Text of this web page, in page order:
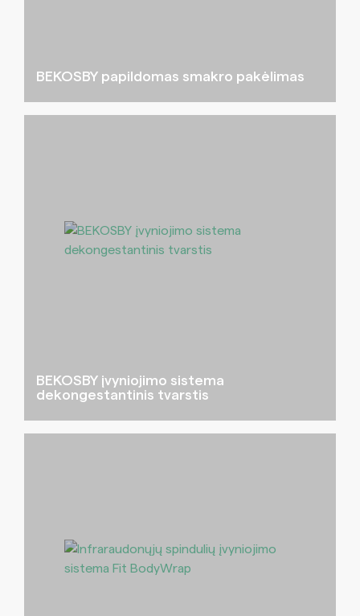
BEKOSBY papildomas smakro pakėlimas
BEKOSBY įvyniojimo sistema
dekongestantinis tvarstis